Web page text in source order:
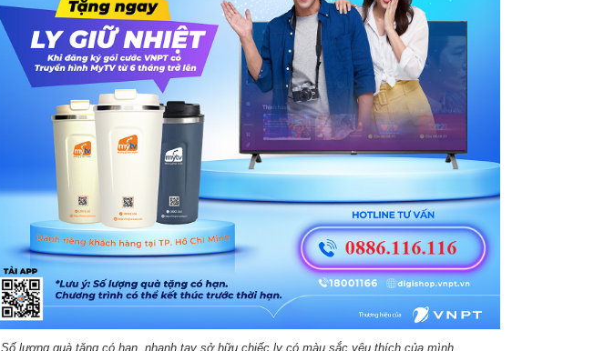
Số lượng quà tặng có hạn, nhanh tay sở hữu chiếc ly có màu sắc yêu thích của mình